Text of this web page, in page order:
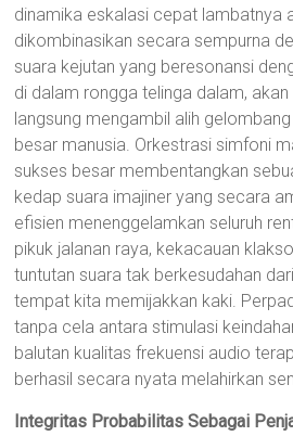
dinamika eskalasi cepat lambatnya
dikombinasikan secara sempurna
suara kejutan yang beresonansi
di dalam rongga telinga dalam,
langsung mengambil alih
besar manusia. Orkestrasi simfoni
sukses besar membentangkan
kedap suara imajiner yang secara
efisien menenggelamkan seluruh
pikuk jalanan raya, kekacauan
tuntutan suara tak berkesudahan
tempat kita memijakkan kaki.
tanpa cela antara stimulasi
balutan kualitas frekuensi audio
berhasil secara nyata melahirkan
Integritas Probabilitas Sebagai